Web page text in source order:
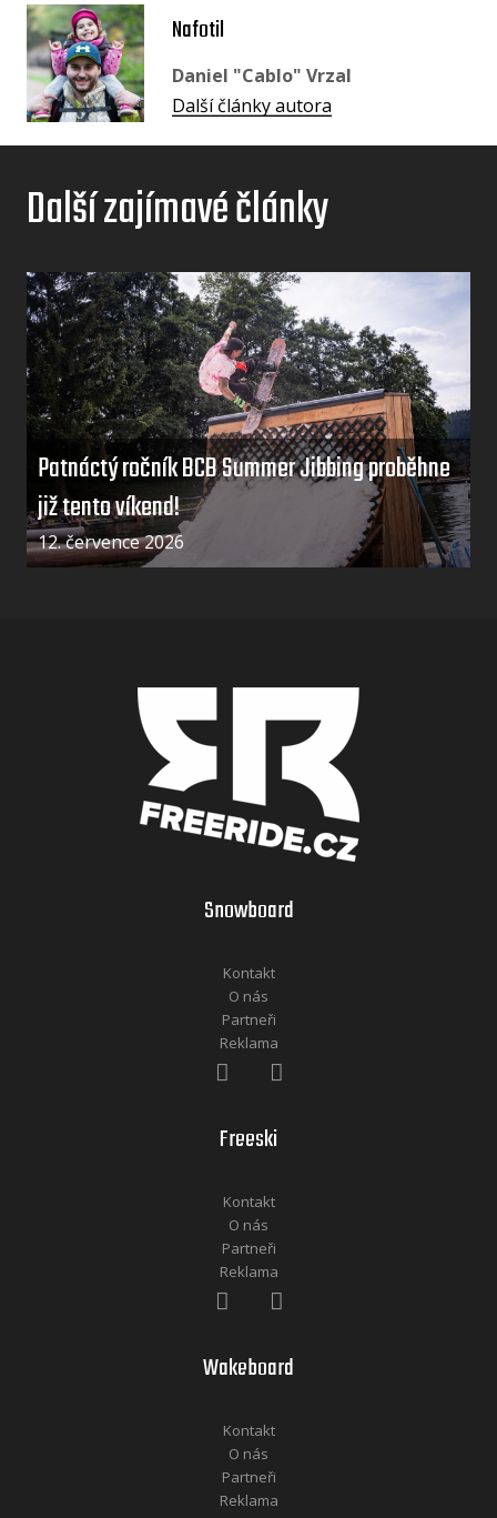
Nafotil
Daniel "Cablo" Vrzal
Další články autora
Další zajímavé články
Patnáctý ročník BCB Summer Jibbing proběhne
již tento víkend!
12. července 2026
Snowboard
Kontakt
O nás
Partneři
Reklama
Freeski
Kontakt
O nás
Partneři
Reklama
Wakeboard
Kontakt
O nás
Partneři
Reklama